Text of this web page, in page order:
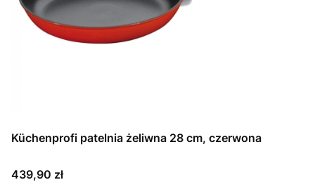
Küchenprofi patelnia żeliwna 28 cm, czerwona
Cena
439,90 zł